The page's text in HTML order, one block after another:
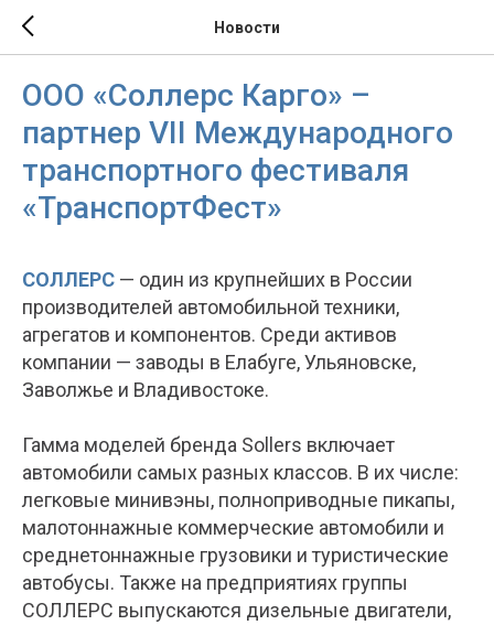
Новости
ООО «Соллерс Карго» –
партнер VII Международного
транспортного фестиваля
«ТранспортФест»
СОЛЛЕРС — один из крупнейших в России
производителей автомобильной техники,
агрегатов и компонентов. Среди активов
компании — заводы в Елабуге, Ульяновске,
Заволжье и Владивостоке.
Гамма моделей бренда Sollers включает
автомобили самых разных классов. В их числе:
легковые минивэны, полноприводные пикапы,
малотоннажные коммерческие автомобили и
среднетоннажные грузовики и туристические
автобусы. Также на предприятиях группы
СОЛЛЕРС выпускаются дизельные двигатели,